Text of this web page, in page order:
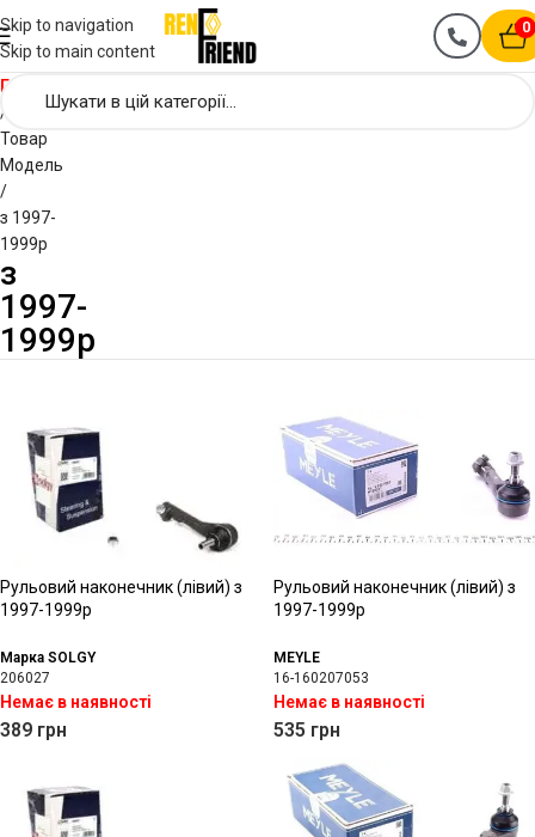
Skip to navigation
Skip to main content
0
Головна
Товар
Модель
з 1997-
1999р
з
1997-
1999р
Рульовий наконечник (лівий) з
1997-1999р
Марка SOLGY
206027
Немає в наявності
389 грн
Рульовий наконечник (лівий) з
1997-1999р
MEYLE
16-160207053
Немає в наявності
535 грн